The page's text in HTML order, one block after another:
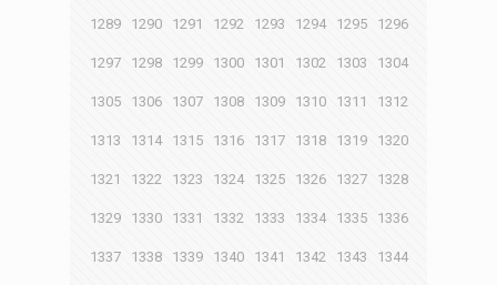
1289 1290 1291 1292 1293 1294 1295 1296
1297 1298 1299 1300 1301 1302 1303 1304
1305 1306 1307 1308 1309 1310 1311 1312
1313 1314 1315 1316 1317 1318 1319 1320
1321 1322 1323 1324 1325 1326 1327 1328
1329 1330 1331 1332 1333 1334 1335 1336
1337 1338 1339 1340 1341 1342 1343 1344